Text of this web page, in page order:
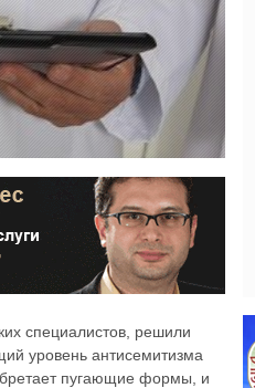
специалистов, решили
уровень антисемитизма
пугающие формы, и